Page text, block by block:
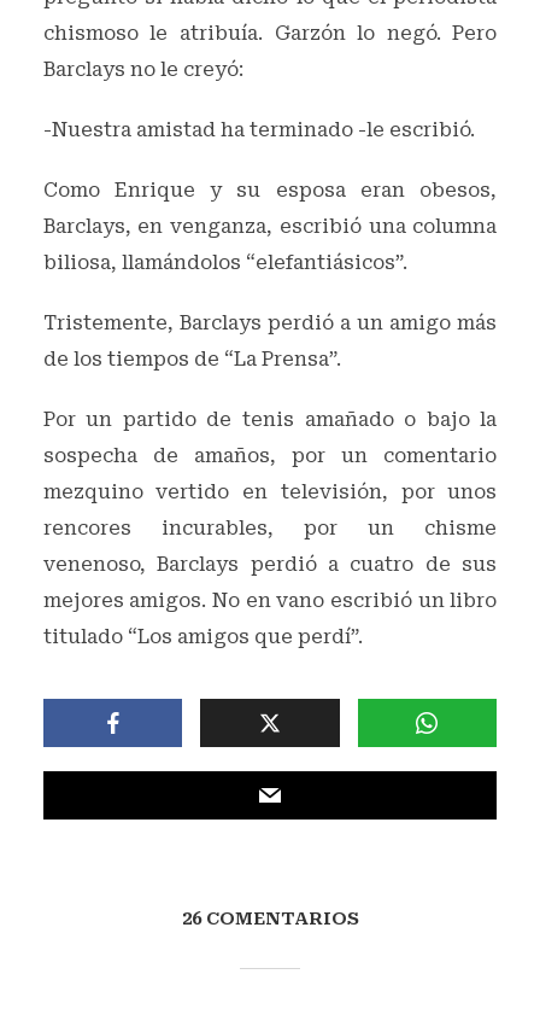
chismoso le atribuía. Garzón lo negó. Pero
Barclays no le creyó:
-Nuestra amistad ha terminado -le escribió.
Como Enrique y su esposa eran obesos,
Barclays, en venganza, escribió una columna
biliosa, llamándolos “elefantiásicos”.
Tristemente, Barclays perdió a un amigo más
de los tiempos de “La Prensa”.
Por un partido de tenis amañado o bajo la
sospecha de amaños, por un comentario
mezquino vertido en televisión, por unos
rencores incurables, por un chisme
venenoso, Barclays perdió a cuatro de sus
mejores amigos. No en vano escribió un libro
titulado “Los amigos que perdí”.
26 COMENTARIOS